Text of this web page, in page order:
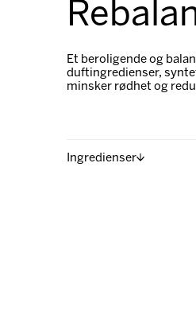
Et beroligende og
duftingredienser,
minsker rødhet og
Ingredienser